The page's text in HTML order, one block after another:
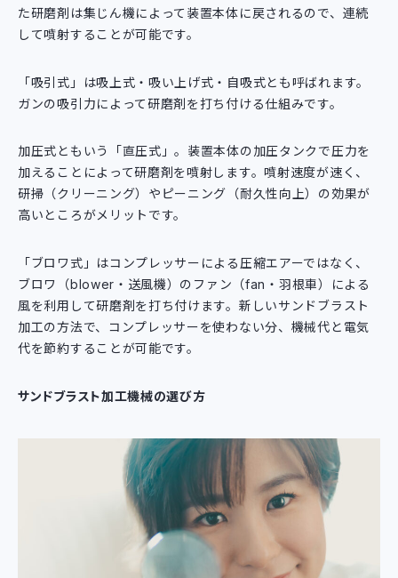
た研磨剤は集じん機によって装置本体に戻されるので、連続
して噴射することが可能です。
「吸引式」は吸上式・吸い上げ式・自吸式とも呼ばれます。
ガンの吸引力によって研磨剤を打ち付ける仕組みです。
加圧式ともいう「直圧式」。装置本体の加圧タンクで圧力を
加えることによって研磨剤を噴射します。噴射速度が速く、
研掃（クリーニング）やピーニング（耐久性向上）の効果が
高いところがメリットです。
「ブロワ式」はコンプレッサーによる圧縮エアーではなく、
ブロワ（blower・送風機）のファン（fan・羽根車）による
風を利用して研磨剤を打ち付けます。新しいサンドブラスト
加工の方法で、コンプレッサーを使わない分、機械代と電気
代を節約することが可能です。
サンドブラスト加工機械の選び方